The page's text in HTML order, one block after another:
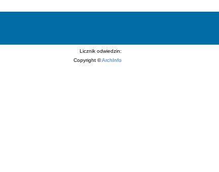
Licznik odwiedzin:
Copyright ©ArchInfo